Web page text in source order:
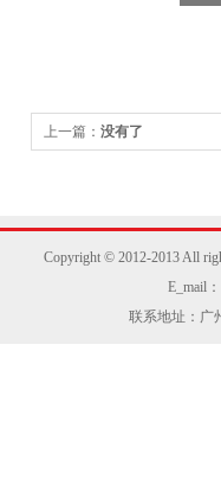
上一篇： 没有了
Copyright © 2012-2013 All
E_mail
联系地址：广